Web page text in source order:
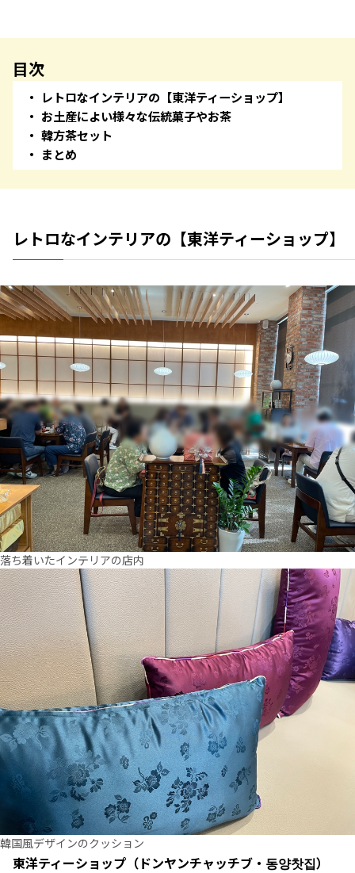
目次
レトロなインテリアの【東洋ティーショップ】
お土産によい様々な伝統菓子やお茶
韓方茶セット
まとめ
レトロなインテリアの【東洋ティーショップ】
落ち着いたインテリアの店内
韓国風デザインのクッション
東洋ティーショップ（ドンヤンチャッチブ・동양찻집）